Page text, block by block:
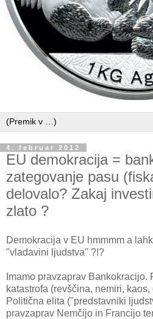
4. februar 2012
EU demokracija =
zategovanje pasu
delovalo? Zakaj
zlato ?
Demokracija v EU hmmmm a
"vladavini ljudstva" ?!?
Imamo pravzaprav Bankokracijo.
katastrofa (revščina, nemiri, kaos,
Politična elita ("predstavniki
pravzaprav Nemčijo in Francijo